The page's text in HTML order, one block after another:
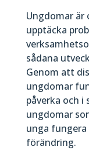
Ungdomar är
upptäcka
sådana
Genom att
ungdomar
påverka och i
ungdomar
unga
förändring.